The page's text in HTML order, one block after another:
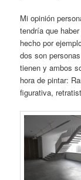
Mi opinión
tendría que
hecho por
dos son
tienen y ambos
hora de pintar:
figurativa,